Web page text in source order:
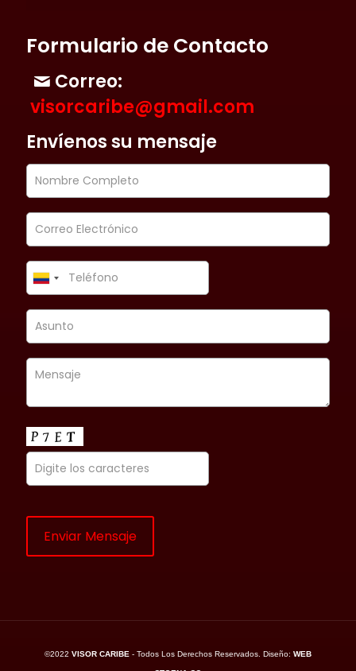
Formulario de Contacto
Correo:
visorcaribe@gmail.com
Envíenos su mensaje
©2022 VISOR CARIBE - Todos Los Derechos Reservados. Diseño: WEB